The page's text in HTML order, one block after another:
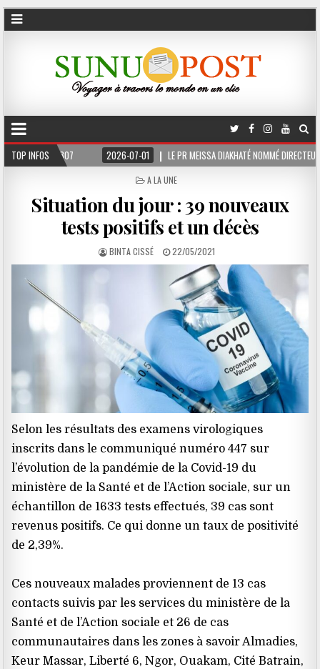
TOP INFOS2026-07-01 LE PR MEISSA DIAKHATÉ NOMMÉ DIRECTEUR DE CABINET
POSTED
A LA UNE
Situation du jour : 39 nouveaux
tests positifs et un décès
BINTA CISSÉ 22/05/2021
Selon les résultats des examens virologiques
inscrits dans le communiqué numéro 447 sur
l’évolution de la pandémie de la Covid-19 du
ministère de la Santé et de l’Action sociale, sur un
échantillon de 1633 tests effectués, 39 cas sont
revenus positifs. Ce qui donne un taux de positivité
de 2,39%.
Ces nouveaux malades proviennent de 13 cas
contacts suivis par les services du ministère de la
Santé et de l’Action sociale et 26 de cas
communautaires dans les zones à savoir Almadies,
Keur Massar, Liberté 6, Ngor, Ouakam, Cité Batrain,